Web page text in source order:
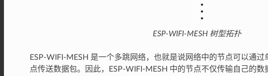
ESP-WIFI-MESH 树型拓扑
ESP-WIFI-MESH 是一个多跳网络，也就是说网络中的节点可以通
点传送数据包。因此，ESP-WIFI-MESH 中的节点不仅传输自己的